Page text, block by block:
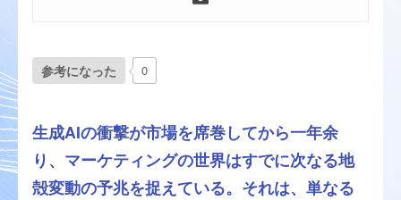
参考になった 0
生成AIの衝撃が市場を席巻してから一年余
り、マーケティングの世界はすでに次なる地
殻変動の予兆を捉えている。それは、単なる